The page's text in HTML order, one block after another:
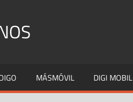
MÁSMÓVIL DIGI MOBIL